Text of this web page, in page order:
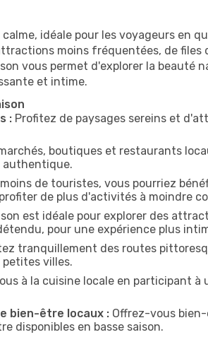
idéale pour les voyageurs en
moins fréquentées, de
vous permet d'explorer la
et intime.
: Profitez de paysages sereins et
boutiques et restaurants
authentique.
de touristes, vous pourriez
de plus d'activités à moindre
est idéale pour explorer des
pour une expérience plus
tranquillement des routes
villes.
à la cuisine locale en participant à
bien-être locaux : Offrez-vous
disponibles en basse saison.